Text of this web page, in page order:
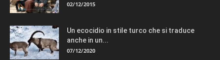
02/12/2015
Un ecocidio in stile turco che si traduce
anche in un...
07/12/2020